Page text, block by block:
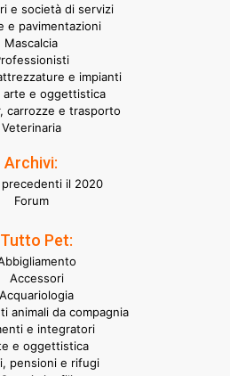
e società di servizi
e pavimentazioni
Mascalcia
e impianti
arte e oggettistica
carrozze e trasporto
Veterinaria
Archivi:
il 2020
Forum
Tutto Pet:
Accessori
Acquariologia
animali da compagnia
e integratori
e oggettistica
pensioni e rifugi